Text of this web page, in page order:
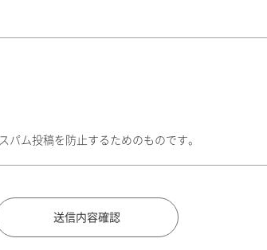
ム投稿を防止するためのものです。